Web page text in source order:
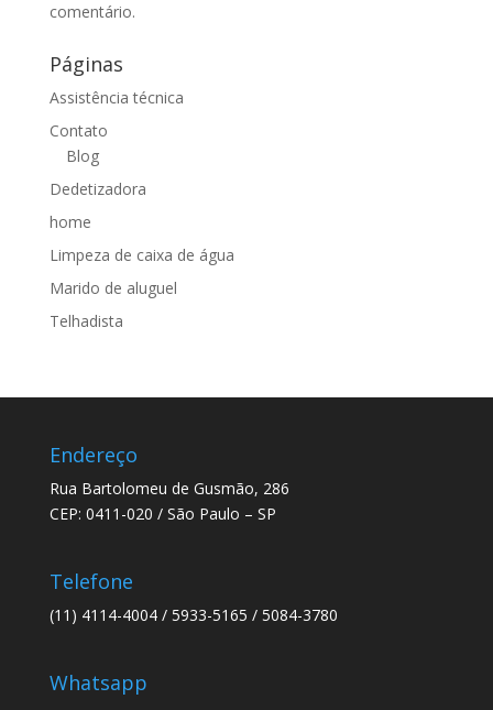
comentário.
Páginas
Assistência técnica
Contato
Blog
Dedetizadora
home
Limpeza de caixa de água
Marido de aluguel
Telhadista
Endereço
Rua Bartolomeu de Gusmão, 286
CEP: 0411-020 / São Paulo – SP
Telefone
(11) 4114-4004 / 5933-5165 / 5084-3780
Whatsapp